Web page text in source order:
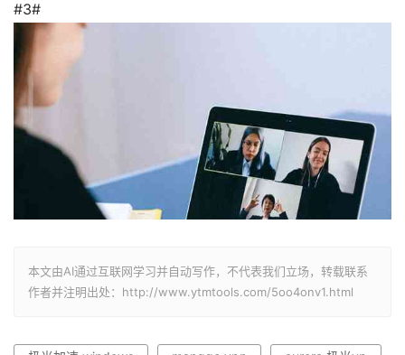
#3#
本文由AI通过互联网学习并自动写作，不代表我们立场，转载联系
作者并注明出处：http://www.ytmtools.com/5oo4onv1.html